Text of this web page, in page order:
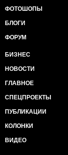
ФОТОШОПЫ
БЛОГИ
ФОРУМ
БИЗНЕС
НОВОСТИ
ГЛАВНОЕ
СПЕЦПРОЕКТЫ
ПУБЛИКАЦИИ
КОЛОНКИ
ВИДЕО